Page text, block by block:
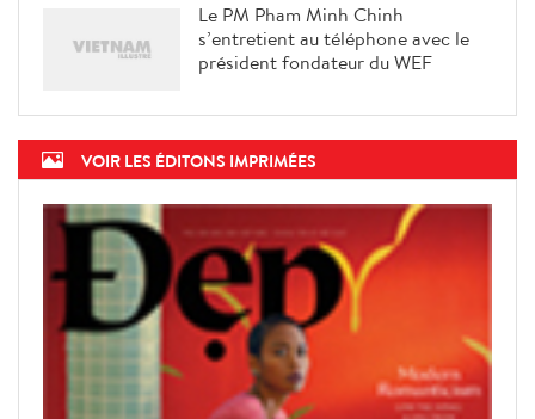
Le PM Pham Minh Chinh
s’entretient au téléphone avec le
président fondateur du WEF
VOIR LES ÉDITONS IMPRIMÉES